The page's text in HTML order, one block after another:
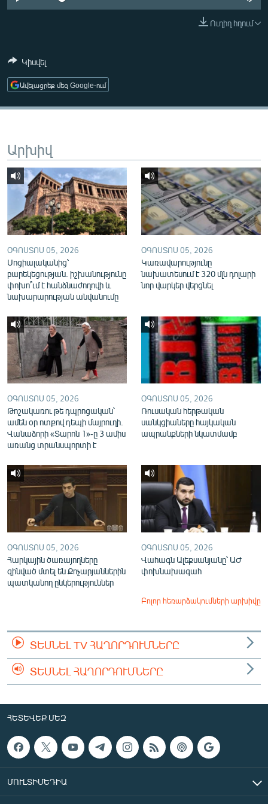
ՄԻՋԱԶԳԱՅԻՆ
ՄԵԿՆԱԲԱՆՈՒԹՅՈՒՆ
ՏՏ ԵՒ ԻՆՏԵՐՆԵՏ
ՏԵՍԱՆՅՈՒԹԵՐ
ԲԱՆԱՎԵՃ
ՁԳՏԵԼՈՎ ԼԱՎԱԳՈՒՅՆԻՆ
ՓՈԴՔԱՍԹ
Հայերեն
English
Русский
ՀԵՏԵՎԵՔ ՄԵԶ
«Ազատության» բոլոր կայքերը
Ուղիղ հղում
Կիսվել
Ավելացրեք մեզ Google-ում
Արխիվ
ՕԳՈՍՏՈՍ 05, 2026
Սոցիալականից՝
բարեկեցության. իշխանությունը
փոխո՞ւմ է հանձնաժողովի և
նախարարության անվանումը
ՕԳՈՍՏՈՍ 05, 2026
Կառավարությունը
նախատեսում է 320 մլն դոլարի
նոր վարկեր վերցնել
ՕԳՈՍՏՈՍ 05, 2026
Թոշակառու թե դպրոցական՝
ամեն օր ոտքով դեպի մայրուղի.
Վանաձորի «Տարոն 1»-ը 3 ամիս
առանց տրանսպորտի է
ՕԳՈՍՏՈՍ 05, 2026
Ռուսական հերթական
սանկցիաները հայկական
ապրանքների նկատմամբ
ՕԳՈՍՏՈՍ 05, 2026
Հարկային ծառայողները
զինված մտել են Քոչարյաններին
պատկանող ընկերություններ
ՕԳՈՍՏՈՍ 05, 2026
Վահագն Ալեքսանյանը՝ ԱԺ
փոխնախագահ
Բոլոր հեռարձակումների արխիվը
ՏԵՍՆԵԼ TV ՀԱՂՈՐԴՈՒՄՆԵՐԸ
ՏԵՍՆԵԼ ՀԱՂՈՐԴՈՒՄՆԵՐԸ
ՀԵՏԵՎԵՔ ՄԵԶ
ՄՈՒԼՏԻՄԵԴԻԱ